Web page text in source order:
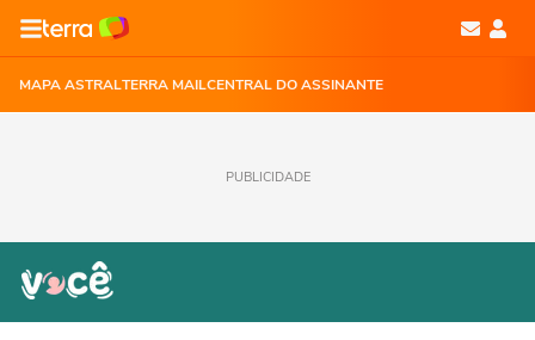
MAPA ASTRALTERRA MAILCENTRAL DO ASSINANTE
PUBLICIDADE